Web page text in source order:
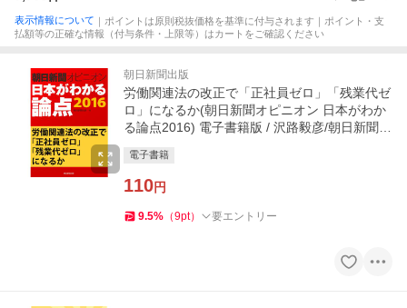
表示情報について ｜ポイントは原則税抜価格を基準に付与されます｜ポイント・支
払額等の正確な情報（付与条件・上限等）はカートをご確認ください
朝日新聞出版
労働関連法の改正で「正社員ゼロ」「残業代ゼ
ロ」になるか(朝日新聞オピニオン 日本がわか
る論点2016) 電子書籍版 / 沢路毅彦/朝日新聞出
電子書籍
110円
9.5% （9pt） 要エントリー